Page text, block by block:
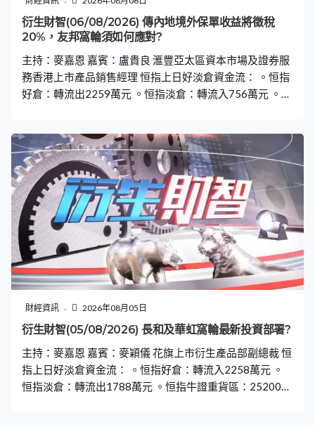
衍生財智(06/08/2026) 傳內地境外保單收益將徵稅
20%，友邦窩輪須如何應對?
主持：麥嘉恩 嘉賓：盧貴良 滙豐亞太區資本市場及證券服
務香港上市產品銷售經理 恒指上日好淡倉資金流： 。恒指
好倉：轉流出2259萬元 。恒指淡倉：轉流入756萬元 。恒
79張
財經資訊 2026年08月05日
衍生財智(05/08/2026) 長和及華虹窩輪最新投資部署?
主持：麥嘉恩 嘉賓：麥穎儀 花旗上市衍生產品部副總裁 恒
指上日好淡倉資金流： 。恒指好倉：轉流入2258萬元 。
恒指淡倉：轉流出1788萬元 。恒指牛證重貨區：25200